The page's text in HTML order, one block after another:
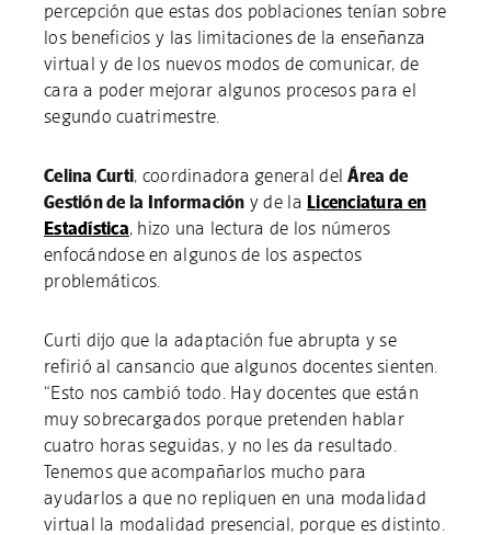
percepción que estas dos poblaciones tenían sobre
los beneficios y las limitaciones de la enseñanza
virtual y de los nuevos modos de comunicar, de
cara a poder mejorar algunos procesos para el
segundo cuatrimestre.
Celina Curti, coordinadora general delÁrea de
Gestión de la Información y de la Licenciatura en
Estadística, hizo una lectura de los números
enfocándose en algunos de los aspectos
problemáticos.
Curti dijo que la adaptación fue abrupta y se
refirió al cansancio que algunos docentes sienten.
“Esto nos cambió todo. Hay docentes que están
muy sobrecargados porque pretenden hablar
cuatro horas seguidas, y no les da resultado.
Tenemos que acompañarlos mucho para
ayudarlos a que no repliquen en una modalidad
virtual la modalidad presencial, porque es distinto.